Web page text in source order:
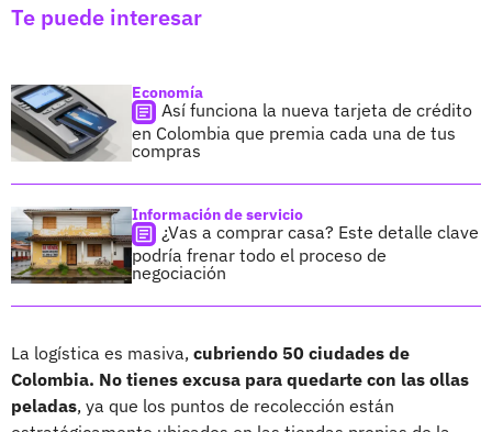
Te puede interesar
Economía
Así funciona la nueva tarjeta de crédito
en Colombia que premia cada una de tus
compras
Información de servicio
¿Vas a comprar casa? Este detalle clave
podría frenar todo el proceso de
negociación
La logística es masiva, cubriendo 50 ciudades de
Colombia. No tienes excusa para quedarte con las ollas
peladas, ya que los puntos de recolección están